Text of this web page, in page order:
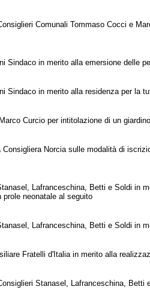
Comunali Tommaso Cocci e
Sindaco in merito alla emersione delle
Sindaco in merito alla residenza per la
Curcio per intitolazione di un
Consigliera Norcia sulle modalità di
Lafranceschina, Betti e Soldi in
neonatale al seguito
Lafranceschina, Betti e Soldi in
Fratelli d'Italia in merito alla
Stanasel, Lafranceschina, Betti